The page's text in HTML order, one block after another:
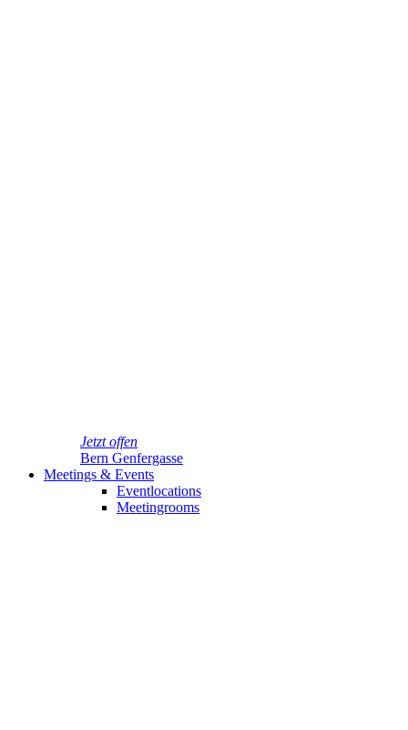
Jetzt offen
Bern Genfergasse
Meetings & Events
Eventlocations
Meetingrooms